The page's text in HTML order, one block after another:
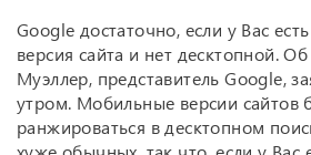
Google достаточно, если у Вас
версия сайта и нет десктопной.
Муэллер, представитель Google,
утром. Мобильные версии сайтов
ранжироваться в десктопном